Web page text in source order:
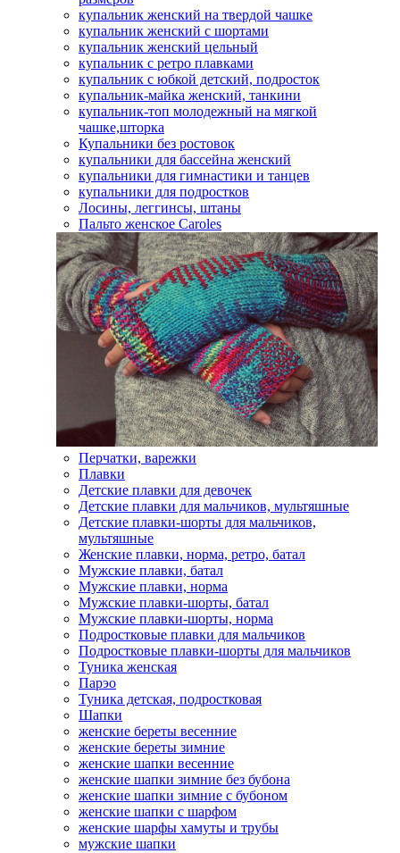
купальник женский на твердой чашке
купальник женский с шортами
купальник женский цельный
купальник с ретро плавками
купальник с юбкой детский, подросток
купальник-майка женский, танкини
купальник-топ молодежный на мягкой
чашке,шторка
Купальники без ростовок
купальники для бассейна женский
купальники для гимнастики и танцев
купальники для подростков
Лосины, леггинсы, штаны
Пальто женское Caroles
Перчатки, варежки
Плавки
Детские плавки для девочек
Детские плавки для мальчиков, мультяшные
Детские плавки-шорты для мальчиков,
мультяшные
Женские плавки, норма, ретро, батал
Мужские плавки, батал
Мужские плавки, норма
Мужские плавки-шорты, батал
Мужские плавки-шорты, норма
Подростковые плавки для мальчиков
Подростковые плавки-шорты для мальчиков
Туникa женская
Парэо
Туника детская, подростковая
Шапки
женские береты весенние
женские береты зимние
женские шапки весенние
женские шапки зимние без бубона
женские шапки зимние с бубоном
женские шапки с шарфом
женские шарфы хамуты и трубы
мужские шапки